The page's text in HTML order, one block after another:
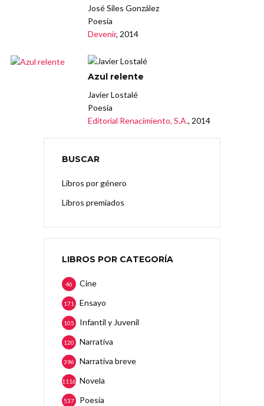
José Siles González
Poesía
Devenir, 2014
Azul relente
Javier Lostalé
Poesía
Editorial Renacimiento, S.A., 2014
BUSCAR
Libros por género
Libros premiados
LIBROS POR CATEGORÍA
Cine
46
Ensayo
171
Infantil y Juvenil
105
Narrativa
120
Narrativa breve
396
Novela
1116
Poesía
537